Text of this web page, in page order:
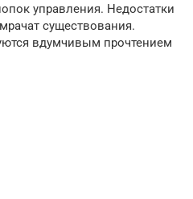
управления. Недостатки
существования.
вдумчивым прочтением